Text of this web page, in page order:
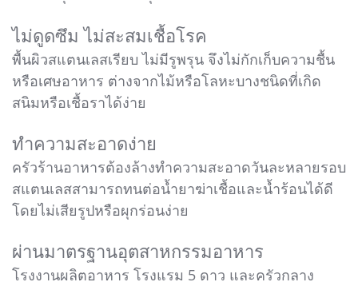
ไม่ดูดซึม ไม่สะสมเชื้อโรค
พื้นผิวสแตนเลสเรียบ ไม่มีรูพรุน จึงไม่กักเก็บความชื้น
หรือเศษอาหาร ต่างจากไม้หรือโลหะบางชนิดที่เกิด
สนิมหรือเชื้อราได้ง่าย
ทำความสะอาดง่าย
ครัวร้านอาหารต้องล้างทำความสะอาดวันละหลายรอบ
สแตนเลสสามารถทนต่อน้ำยาฆ่าเชื้อและน้ำร้อนได้ดี
โดยไม่เสียรูปหรือผุกร่อนง่าย
ผ่านมาตรฐานอุตสาหกรรมอาหาร
โรงงานผลิตอาหาร โรงแรม 5 ดาว และครัวกลาง